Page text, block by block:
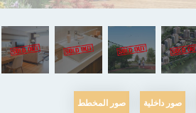
صور داخلية صور المخطط